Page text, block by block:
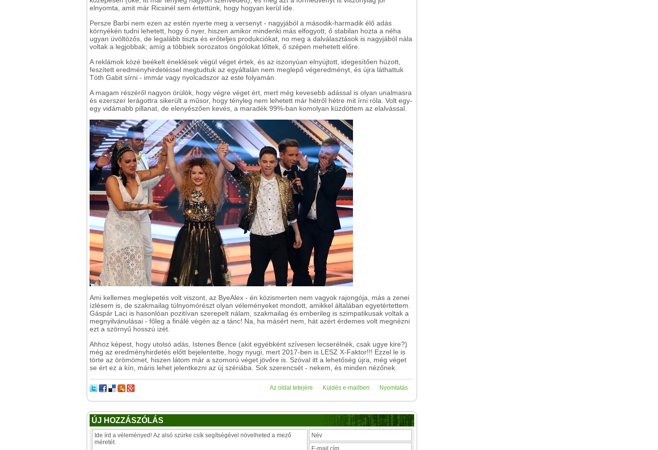
elnyomta, amit már Ricsinél sem értettünk, hogy hogyan kerül ide.
Persze Barbi nem ezen az estén nyerte meg a versenyt - nagyjából a második-harmadik élő adás
környékén tudni lehetett, hogy ő nyer, hiszen amikor mindenki más elfogyott, ő stabilan hozta a néha
ugyan üvöltözős, de legalább tiszta és erőteljes produkciókat, no meg a dalválasztások is nagyjából nála
voltak a legjobbak; amíg a többiek sorozatos öngólokat lőttek, ő szépen mehetett előre.
A reklámok közé beékelt éneklések végül véget értek, és az iszonyúan elnyújtott, idegesítően húzott,
feszített eredményhirdetéssel megtudtuk az egyáltalán nem meglepő végeredményt, és újra láthattuk
Tóth Gabit sírni - immár vagy nyolcadszor az este folyamán.
A magam részéről nagyon örülök, hogy végre véget ért, mert még kevesebb adással is olyan unalmasra
és ezerszer lerágottra sikerült a műsor, hogy tényleg nem lehetett már hétről hétre mit írni róla. Volt egy-
egy vidámabb pillanat, de elenyészően kevés, a maradék 99%-ban komolyan küzdöttem az elalvással.
Ami kellemes meglepetés volt viszont, az ByeAlex - én közismerten nem vagyok rajongója, más a zenei
ízlésem is, de szakmailag túlnyomórészt olyan véleményeket mondott, amikkel általában egyetértettem.
Gáspár Laci is hasonlóan pozitívan szerepelt nálam, szakmailag és emberileg is szimpatikusak voltak a
megnyilvánulásai - főleg a finálé végén az a tánc! Na, ha másért nem, hát azért érdemes volt megnézni
ezt a szörnyű hosszú izét.
Ahhoz képest, hogy utolsó adás, Istenes Bence (akit egyébként szívesen lecserélnék, csak ugye kire?)
még az eredményhirdetés előtt bejelentette, hogy nyugi, mert 2017-ben is LESZ X-Faktor!!! Ezzel le is
törte az örömömet, hiszen látom már a szomorú véget jövőre is. Szóval itt a lehetőség újra, még véget
se ért ez a kín, máris lehet jelentkezni az új szériába. Sok szerencsét - nekem, és minden nézőnek.
Nyomtatás
Küldés e-mailben
Az oldal tetejére
ÚJ HOZZÁSZÓLÁS